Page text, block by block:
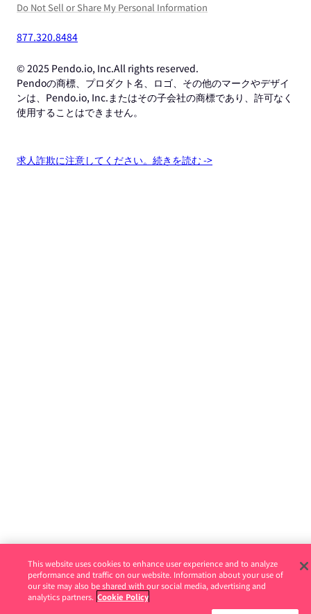
Do Not Sell or Share My Personal Information
877.320.8484
© 2025 Pendo.io, Inc.All rights reserved.
Pendoの商標、プロダクト名、ロゴ、その他のマークやデザイ
ンは、Pendo.io, Inc.またはその子会社の商標であり、許可なく
使用することはできません。
求人詐欺に注意してください。続きを読む ->
This website uses cookies to enhance user experience and to analyze
performance and traffic on our website. Information about your use of
our site may also be shared with our social media, advertising and
analytics partners. Cookie Policy